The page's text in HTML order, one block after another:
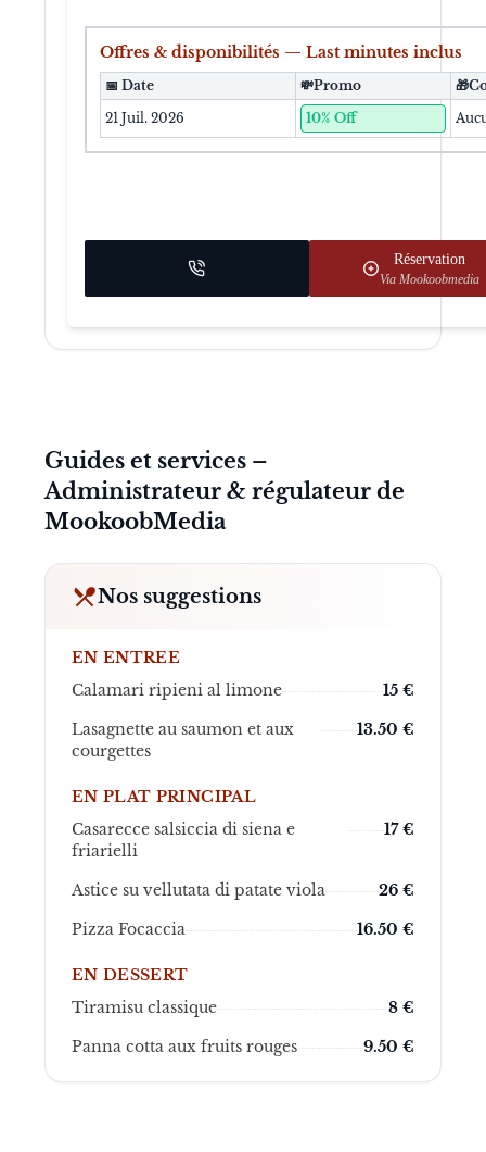
Offres & disponibilités — Last minutes inclus
📅 Date 💸Promo 🎁
21 Juil. 2026
10% Off
Réservation
Via Mookoobmedia
Guides et services –
Administrateur & régulateur de
MookoobMedia
Nos suggestions
EN ENTREE
Calamari ripieni al limone
15 €
Lasagnette au saumon et aux
courgettes
13.50 €
EN PLAT PRINCIPAL
Casarecce salsiccia di siena e
friarielli
17€
Astice su vellutata di patate viola 26 €
Pizza Focaccia
16.50 €
EN DESSERT
Tiramisu classique
8 €
Panna cotta aux fruits rouges
9.50 €